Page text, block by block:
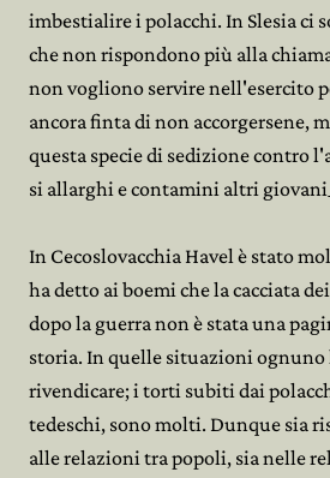
imbestialire i polacchi. In Slesia ci
che non rispondono più alla
non vogliono servire nell'esercito
ancora finta di non accorgersene,
questa specie di sedizione contro
si allarghi e contamini altri
In Cecoslovacchia Havel è stato
ha detto ai boemi che la cacciata
dopo la guerra non è stata una
storia. In quelle situazioni ognuno
rivendicare; i torti subiti dai
tedeschi, sono molti. Dunque sia
alle relazioni tra popoli, sia nelle